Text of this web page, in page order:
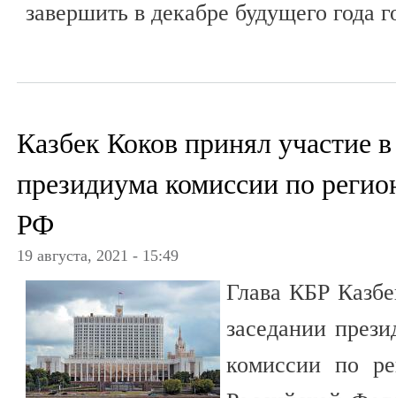
завершить в декабре будущего года
Казбек Коков принял участие
президиума комиссии по
РФ
19 августа, 2021 - 15:49
Глава КБР
заседании
комиссии по